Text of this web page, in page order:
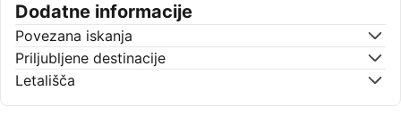
Dodatne informacije
Povezana iskanja
Priljubljene destinacije
Letališča